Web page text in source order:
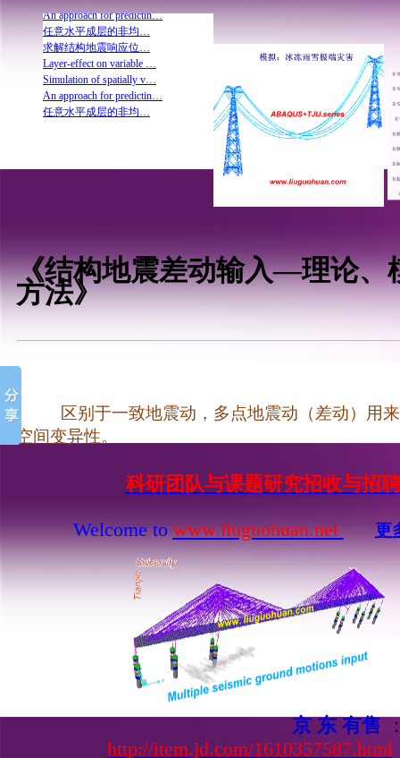
求解结构地震响应位…
Layer-effect on variable …
Simulation of spatially v…
An approach for predictin…
任意水平成层的非均…
跨越层状V形峡谷的大…
跨越层状V形峡谷的大…
求解结构地震响应位…
《结构地震差动输入—理论、
方法》
区别于一致地震动，多点地震动（差动）用来
空间变异性。
科研团队与课题研究招收与招聘
Welcome towww.liuguohuan.net 更
京 东 有售
http://item.jd.com/1610357587.html